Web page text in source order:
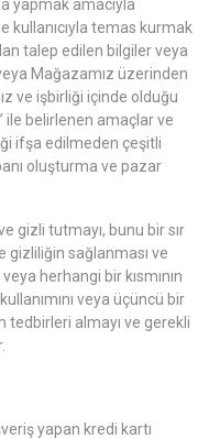
yapmak amacıyla
kullanıcıyla temas kurmak
talep edilen bilgiler veya
Mağazamız üzerinden
ve işbirliği içinde olduğu
ile belirlenen amaçlar ve
ifşa edilmeden çeşitli
oluşturma ve pazar
gizli tutmayı, bunu bir sır
sağlanması ve
herhangi bir kısmının
veya üçüncü bir
tedbirleri almayı ve gerekli
yapan kredi kartı